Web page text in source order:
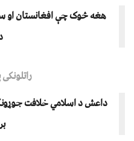
هغه څوک چې افغانستان او
داعش د اسلامي خلافت